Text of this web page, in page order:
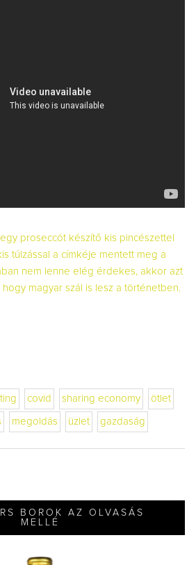
proseccót készítő kis pincészettel
túlzással a címkéje mentett meg a
nem lenne elég érdekes, akkor azt
magyar szál is lesz a történetben.
covid sharing economy ötlet
megoldás üzlet gazdaság
BOROK AZ OLVASÁS
MELLÉ